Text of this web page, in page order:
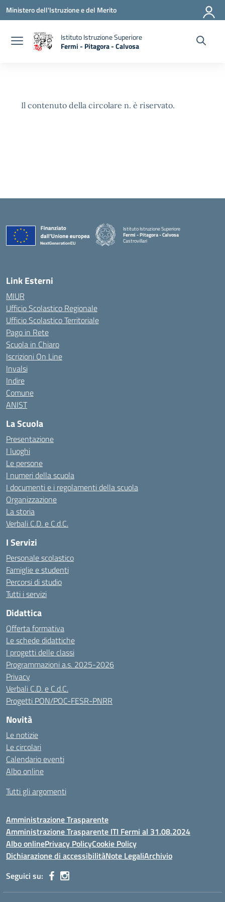
Vai ai contenuti
Vai al menu di navigazione
Vai al footer
Ministero dell'Istruzione e del Merito
Istituto Istruzione Superiore
Fermi - Pitagora - Calvosa
— Visita la pagina iniziale della scuola
Il contenuto della circolare n. è riservato.
Istituto Istruzione Superiore
Fermi - Pitagora - Calvosa
Castrovillari
Link Esterni
MIUR
Ufficio Scolastico Regionale
Ufficio Scolastico Territoriale
Pago in Rete
Scuola in Chiaro
Iscrizioni On Line
Invalsi
Indire
Comune
ANIST
La Scuola
Presentazione
I luoghi
Le persone
I numeri della scuola
I documenti e i regolamenti della scuola
Organizzazione
La storia
Verbali C.D. e C.d.C.
I Servizi
Personale scolastico
Famiglie e studenti
Percorsi di studio
Tutti i servizi
Didattica
Offerta formativa
Le schede didattiche
I progetti delle classi
Programmazioni a.s. 2025-2026
Privacy
Verbali C.D. e C.d.C.
Progetti PON/POC-FESR-PNRR
Novità
Le notizie
Le circolari
Calendario eventi
Albo online
Tutti gli argomenti
Amministrazione Trasparente
Amministrazione Trasparente ITI Fermi al 31.08.2024
Albo onlinePrivacy PolicyCookie Policy
Dichiarazione di accessibilitàNote LegaliArchivio
Seguici su: